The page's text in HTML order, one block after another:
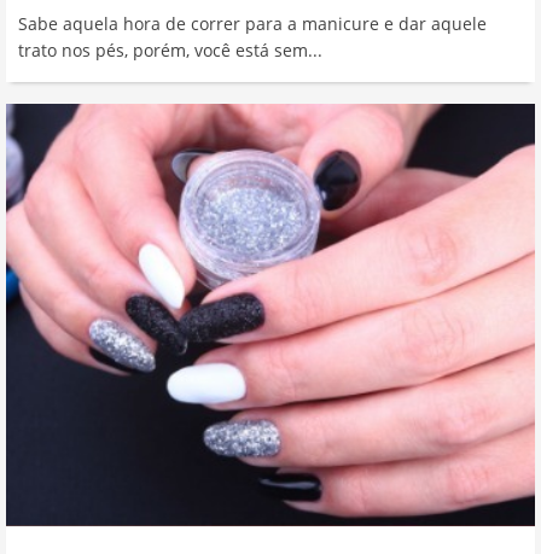
Sabe aquela hora de correr para a manicure e dar aquele
trato nos pés, porém, você está sem...